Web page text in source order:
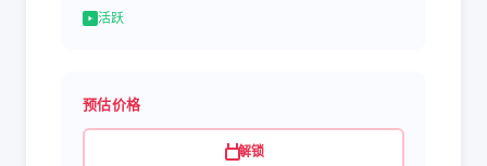
活跃
预估价格
解锁